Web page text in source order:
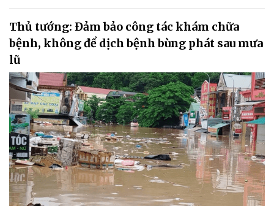
Thủ tướng: Đảm bảo công tác khám chữa
bệnh, không để dịch bệnh bùng phát sau mưa
lũ